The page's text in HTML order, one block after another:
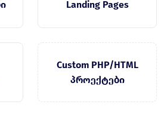
Landing Pages
Custom PHP/HTML
პროექტები